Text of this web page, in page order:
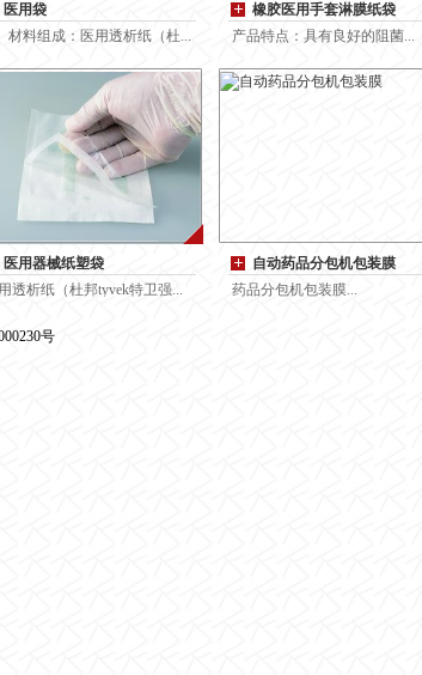
医用袋
材料组成：医用透析纸（杜...
橡胶医用手套淋膜纸袋
产品特点：具有良好的阻菌...
医用器械纸塑袋
透析纸（杜邦tyvek特卫强...
自动药品分包机包装膜
药品分包机包装膜...
号